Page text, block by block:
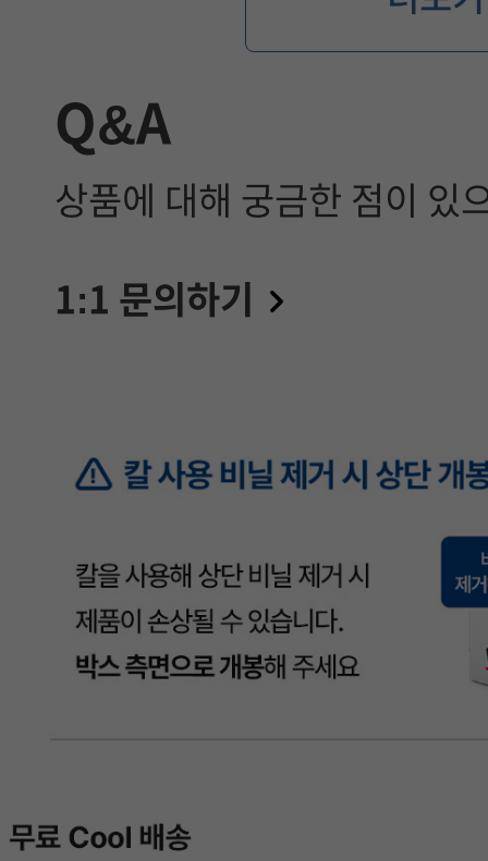
Q&A
상품에 대해 궁금한 점이 있
1:1 문의하기